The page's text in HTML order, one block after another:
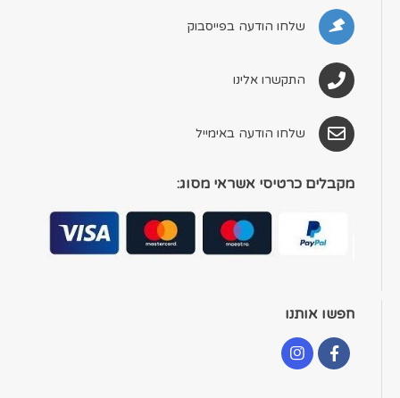
שלחו הודעה בפייסבוק
התקשרו אלינו
שלחו הודעה באימייל
מקבלים כרטיסי אשראי מסוג:
חפשו אותנו